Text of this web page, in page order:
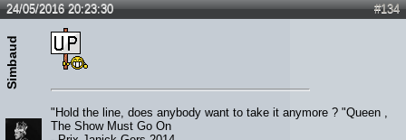
#134
24/05/2016 20:23:30
Simbaud
"Hold the line, does anybody want to take it anymore ? "Queen ,
The Show Must Go On